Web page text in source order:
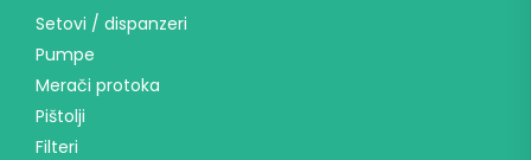
Setovi / dispanzeri
Pumpe
Merači protoka
Pištolji
Filteri